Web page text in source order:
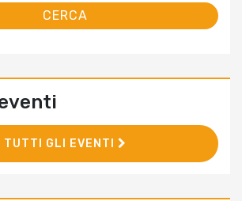
TUTTI GLI EVENTI